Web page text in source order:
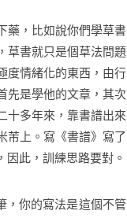
藥，比如說你們學草書
草書就只是個草法問題
度情緒化的東西，由行
先是學他的文章，其次
十多年來，靠書譜出來
芾上。寫《書譜》寫了
此，訓練思路要對。
，你的寫法是這個不管